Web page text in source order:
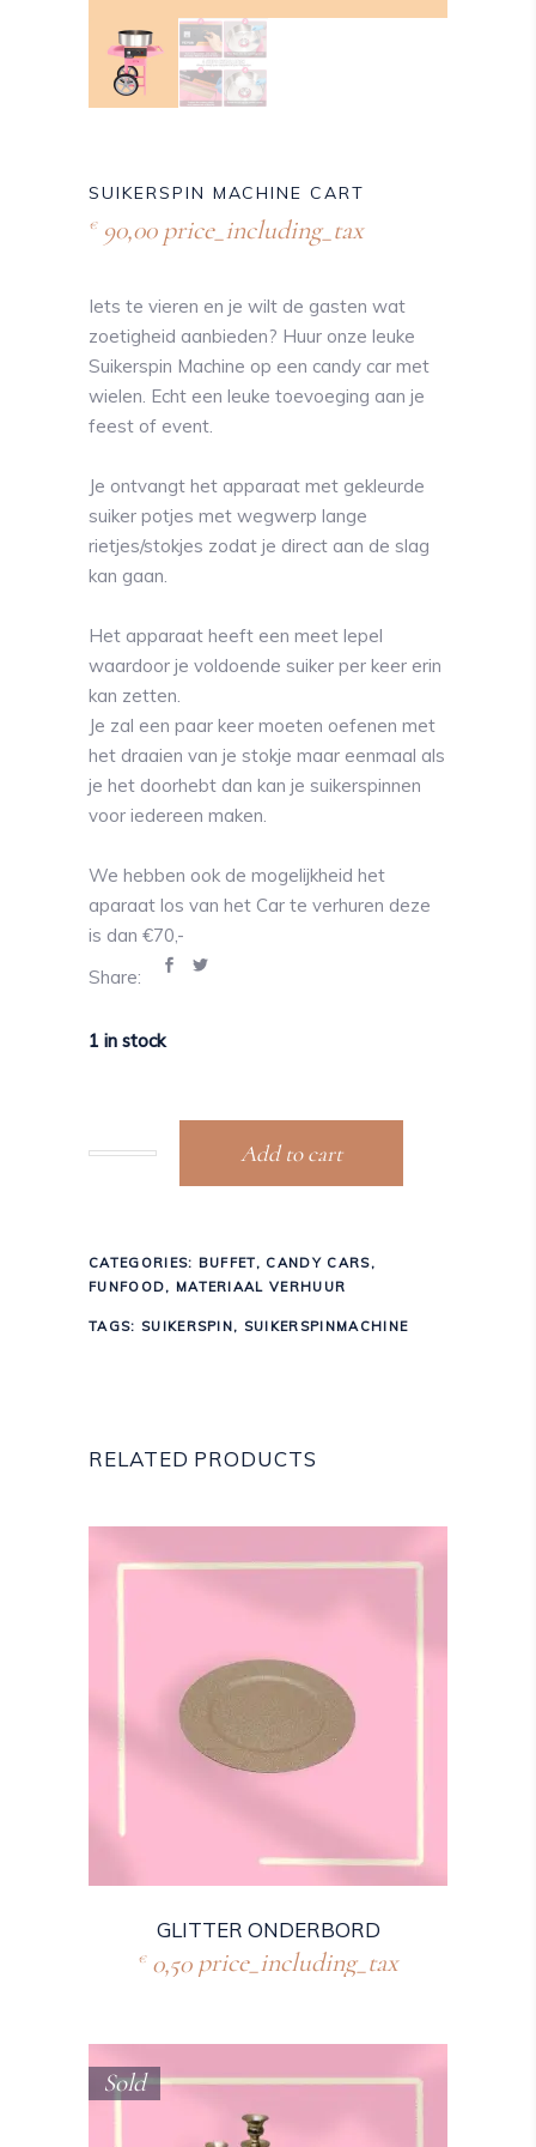
SUIKERSPIN MACHINE CART
€90,00 price_including_tax
Iets te vieren en je wilt de gasten wat
zoetigheid aanbieden? Huur onze leuke
Suikerspin Machine op een candy car met
wielen. Echt een leuke toevoeging aan je
feest of event.
Je ontvangt het apparaat met gekleurde
suiker potjes met wegwerp lange
rietjes/stokjes zodat je direct aan de slag
kan gaan.
Het apparaat heeft een meet lepel
waardoor je voldoende suiker per keer erin
kan zetten.
Je zal een paar keer moeten oefenen met
het draaien van je stokje maar eenmaal als
je het doorhebt dan kan je suikerspinnen
voor iedereen maken.
We hebben ook de mogelijkheid het
aparaat los van het Car te verhuren deze
is dan €70,-
Share:
1 in stock
Add to cart
CATEGORIES: BUFFET, CANDY CARS,
FUNFOOD, MATERIAAL VERHUUR
TAGS: SUIKERSPIN, SUIKERSPINMACHINE
RELATED PRODUCTS
GLITTER ONDERBORD
€0,50 price_including_tax
Sold